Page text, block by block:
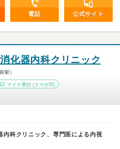
電話 公式サイト
化器内科クリニック
駅）
マイナ受付 (スマホ可)
科クリニック、専門医による内視